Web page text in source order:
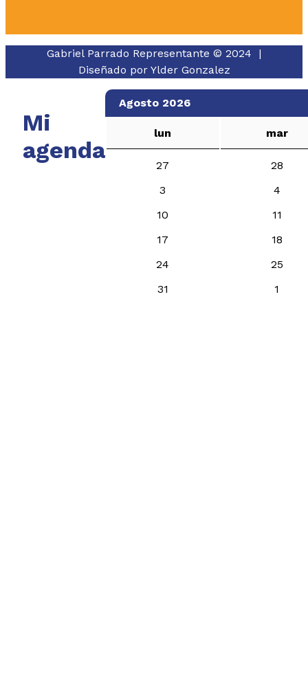
Gabriel Parrado Representante © 2024 |
Diseñado por Ylder Gonzalez
Mi
agenda
Agosto 2026
lun mar
27
28
3
4
10
11
17
18
24
25
31
1